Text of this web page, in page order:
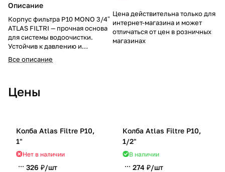
Описание
Корпус фильтра P10 MONO 3/4″
ATLAS FILTRI — прочная основа
для системы водоочистки.
Устойчив к давлению и
коррозии, совместим со
стандартными картриджами.
510902.
Все описание
Цена действительна только для
интернет-магазина и может
отличаться от цен в розничных
магазинах
Цены
Колба Atlas Filtre P10,
1"
Нет в наличии
326 ₽/шт
Колба Atlas Filtre P10,
1/2"
В наличии
274 ₽/шт